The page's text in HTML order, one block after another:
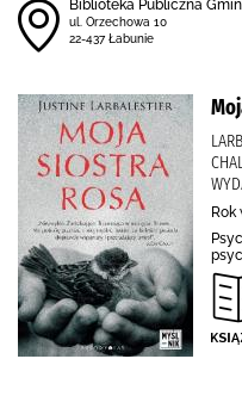
Biblioteka Publiczna
ul. Orzechowa 10
22-437 Łabunie
Rok